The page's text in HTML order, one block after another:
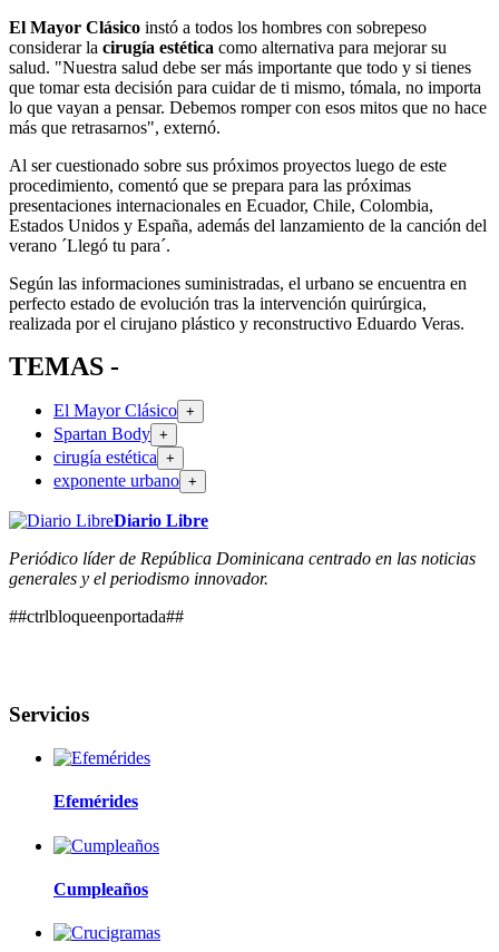
El Mayor Clásico instó a todos los hombres con sobrepeso
considerar la cirugía estética como alternativa para mejorar su
salud. "Nuestra salud debe ser más importante que todo y si tienes
que tomar esta decisión para cuidar de ti mismo, tómala, no importa
lo que vayan a pensar. Debemos romper con esos mitos que no hace
más que retrasarnos", externó.
Al ser cuestionado sobre sus próximos proyectos luego de este
procedimiento, comentó que se prepara para las próximas
presentaciones internacionales en Ecuador, Chile, Colombia,
Estados Unidos y España, además del lanzamiento de la canción del
verano ´Llegó tu para´.
Según las informaciones suministradas, el urbano se encuentra en
perfecto estado de evolución tras la intervención quirúrgica,
realizada por el cirujano plástico y reconstructivo Eduardo Veras.
TEMAS -
El Mayor Clásico +
Spartan Body +
cirugía estética +
exponente urbano +
Diario Libre
Periódico líder de República Dominicana centrado en las noticias
generales y el periodismo innovador.
##ctrlbloqueenportada##
Servicios
Efemérides
Cumpleaños